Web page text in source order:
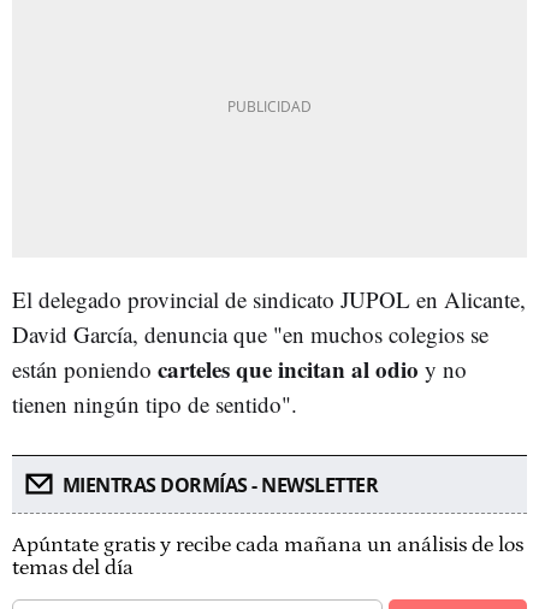
El delegado provincial de sindicato JUPOL en Alicante,
David García, denuncia que "en muchos colegios se
están poniendo carteles que incitan al odio y no
tienen ningún tipo de sentido".
MIENTRAS DORMÍAS - NEWSLETTER
Apúntate gratis y recibe cada mañana un análisis de los
temas del día